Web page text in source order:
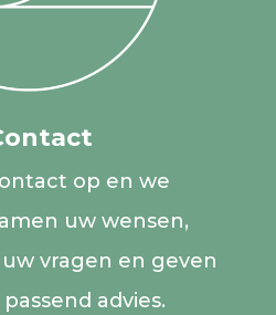
op en we
uw wensen,
vragen en geven
advies.